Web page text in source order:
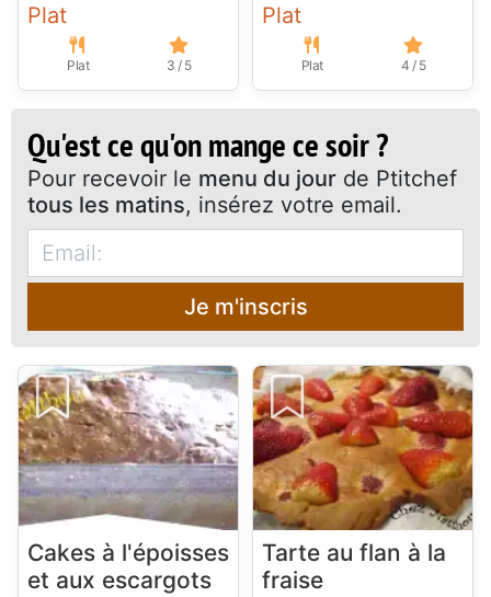
Plat
Plat 3 / 5
Plat
Plat 4 / 5
Qu'est ce qu'on mange ce soir ?
Pour recevoir le menu du jour de Ptitchef
tous les matins, insérez votre email.
Je m'inscris
Cakes à l'époisses
et aux escargots
Tarte au flan à la
fraise